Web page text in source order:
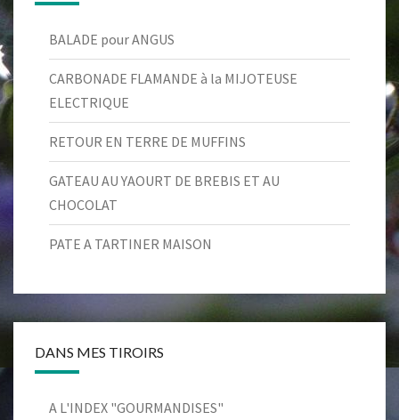
BALADE pour ANGUS
CARBONADE FLAMANDE à la MIJOTEUSE
ELECTRIQUE
RETOUR EN TERRE DE MUFFINS
GATEAU AU YAOURT DE BREBIS ET AU
CHOCOLAT
PATE A TARTINER MAISON
DANS MES TIROIRS
A L'INDEX "GOURMANDISES"